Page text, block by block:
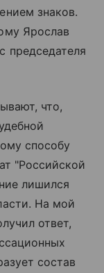
знаков.
Ярослав
председателя
что,
способу
"Российской
лишился
На мой
ответ,
состав